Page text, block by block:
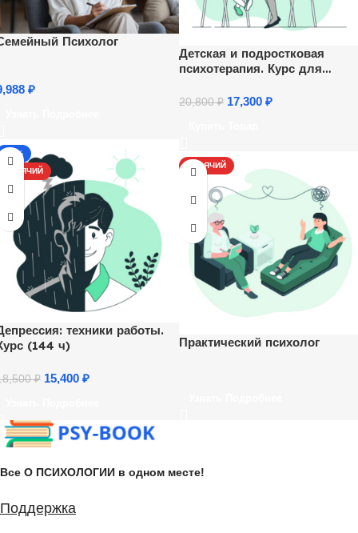
Детская и подростковая
психотерапия. Курс для
20,800₽ 17,300 ₽
Психолог
₽
-17%
ГОРЯЧИЙ
техники работы.
(144 ч)
₽ 15,400 ₽
ГОРЯЧИЙ
Практический психолог
Все О ПСИХОЛОГИИ в одном месте!
Поддержка